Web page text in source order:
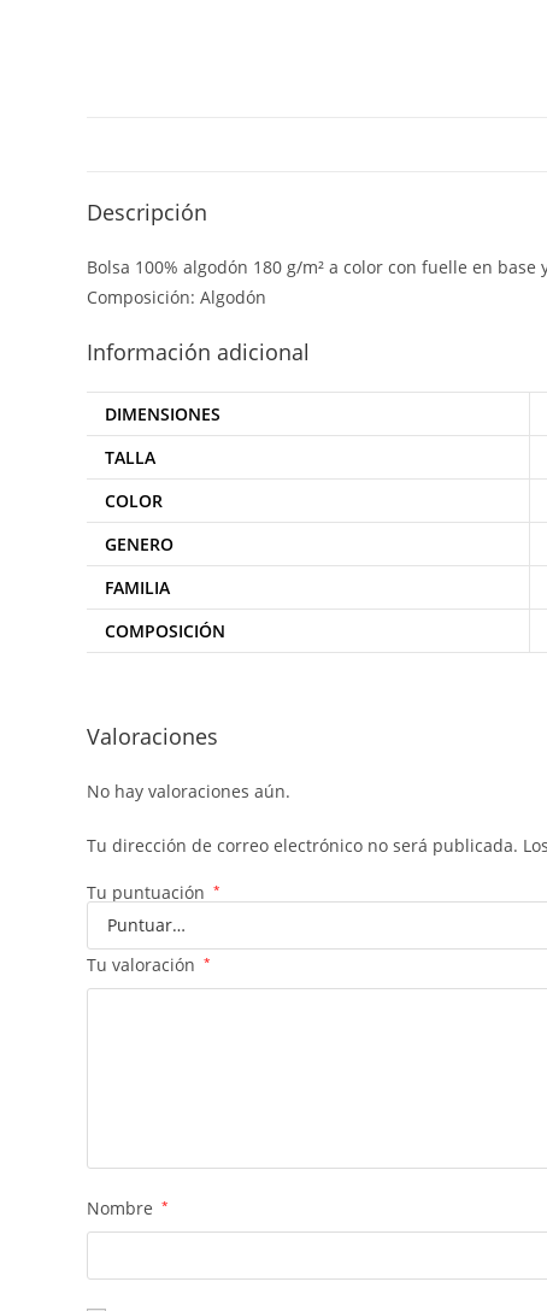
Descripción
Bolsa 100% algodón 180 g/m² a color con fuelle en base
Composición: Algodón
Información adicional
DIMENSIONES
TALLA
COLOR
GENERO
FAMILIA
COMPOSICIÓN
Valoraciones
No hay valoraciones aún.
Tu dirección de correo electrónico no será publicada.
Tu puntuación *
Tu valoración *
Nombre *